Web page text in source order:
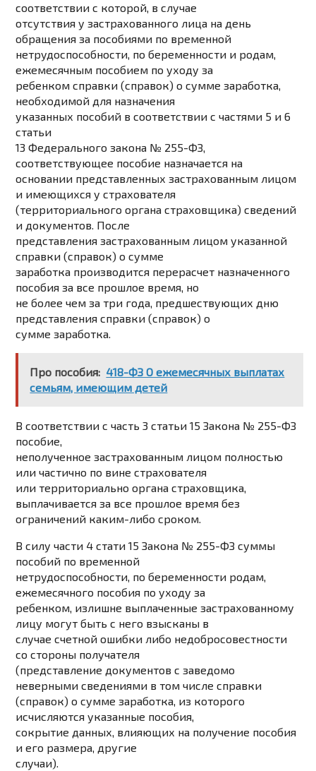
соответствии с которой, в случае
отсутствия у застрахованного лица на день
обращения за пособиями по временной
нетрудоспособности, по беременности и родам,
ежемесячным пособием по уходу за
ребенком справки (справок) о сумме заработка,
необходимой для назначения
указанных пособий в соответствии с частями 5 и 6
статьи
13 Федерального закона № 255-ФЗ,
соответствующее пособие назначается на
основании представленных застрахованным лицом
и имеющихся у страхователя
(территориального органа страховщика) сведений
и документов. После
представления застрахованным лицом указанной
справки (справок) о сумме
заработка производится перерасчет назначенного
пособия за все прошлое время, но
не более чем за три года, предшествующих дню
представления справки (справок) о
сумме заработка.
Про пособия: 418-ФЗ О ежемесячных выплатах
семьям, имеющим детей
В соответствии с часть 3 статьи 15 Закона № 255-ФЗ
пособие,
неполученное застрахованным лицом полностью
или частично по вине страхователя
или территориально органа страховщика,
выплачивается за все прошлое время без
ограничений каким-либо сроком.
В силу части 4 стати 15 Закона № 255-ФЗ суммы
пособий по временной
нетрудоспособности, по беременности родам,
ежемесячного пособия по уходу за
ребенком, излишне выплаченные застрахованному
лицу могут быть с него взысканы в
случае счетной ошибки либо недобросовестности
со стороны получателя
(представление документов с заведомо
неверными сведениями в том числе справки
(справок) о сумме заработка, из которого
исчисляются указанные пособия,
сокрытие данных, влияющих на получение пособия
и его размера, другие
случаи).